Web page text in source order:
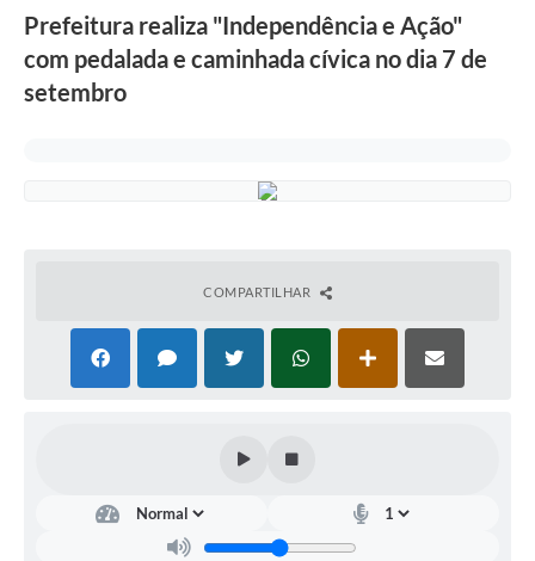
e-SIC
Tributação
Formulário
Prefeitura realiza "Independência e Ação"
com pedalada e caminhada cívica no dia 7 de
setembro
COMPARTILHAR